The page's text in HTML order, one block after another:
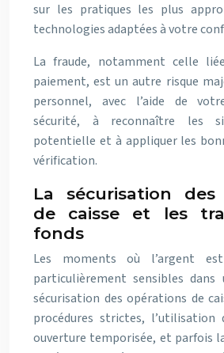
sur les pratiques les plus
technologies adaptées à votre
La fraude, notamment celle
paiement, est un autre risque
personnel, avec l’aide de
sécurité, à reconnaître les
potentielle et à appliquer les
vérification.
La sécurisation des
de caisse et les
fonds
Les moments où l’argent
particulièrement sensibles dans
sécurisation des opérations de
procédures strictes, l’utilisation
ouverture temporisée, et parfois